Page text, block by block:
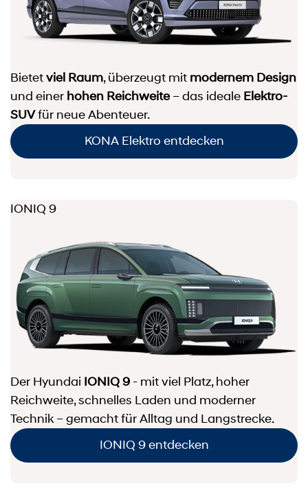
Bietetviel Raum, überzeugt mit modernem Design
und einer hohen Reichweite– das ideale Elektro-
SUVfür neue Abenteuer.
KONA Elektro entdecken
IONIQ 9
Der Hyundai IONIQ 9 - mit viel Platz, hoher
Reichweite, schnelles Laden und moderner
Technik – gemacht für Alltag und Langstrecke.
IONIQ 9 entdecken